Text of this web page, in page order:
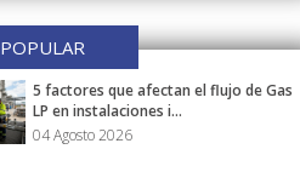
POPULAR
5 factores que afectan el flujo de Gas
LP en instalaciones i...
04 Agosto 2026